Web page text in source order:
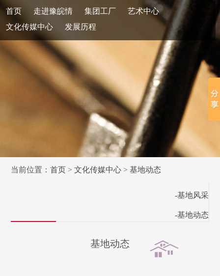
首页 走进豫皖情 集团工厂
艺术中心
文化传媒中心
发展历程
当前位置：首页 >文化传媒中心 >基地动态
-基地风采
-基地动态
基地动态